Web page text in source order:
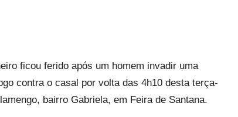
ficou ferido após um homem invadir uma
contra o casal por volta das 4h10 desta terça-
bairro Gabriela, em Feira de Santana.